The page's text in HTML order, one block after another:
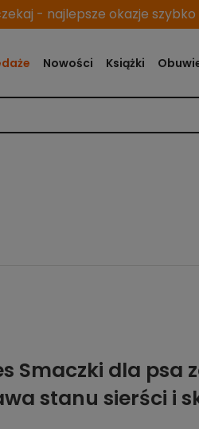
- najlepsze okazje
Nowości Książki
Smaczki dla psa
stanu sierści i